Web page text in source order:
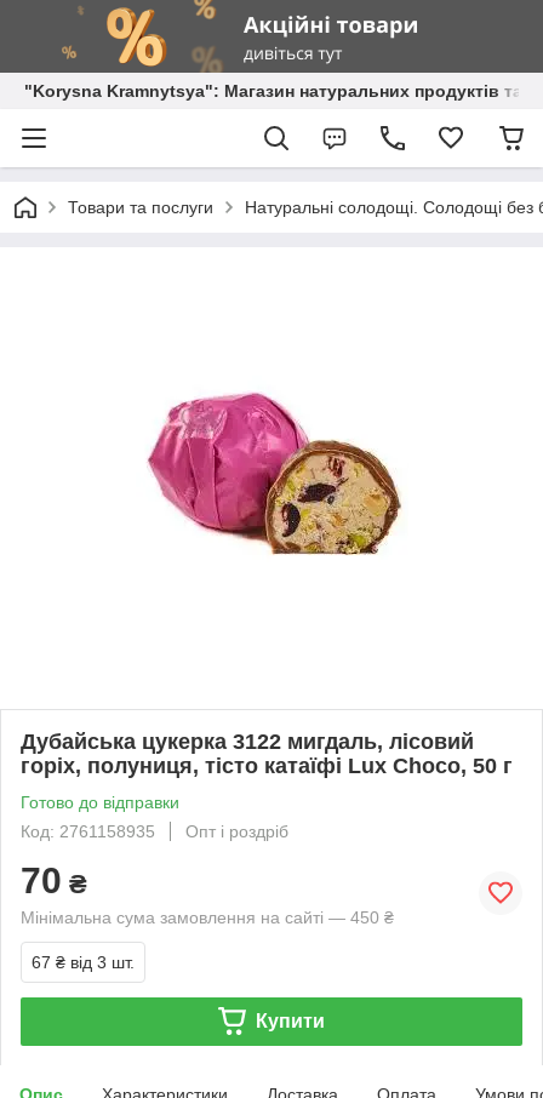
"Korysna Kramnytsya": Магазин натуральних продуктів та
Товари та послуги Натуральні солодощі. Солодощі без
Дубайська цукерка 3122 мигдаль, лісовий
горіх, полуниця, тісто катаїфі Lux Choco, 50 г
Готово до відправки
Код: 2761158935
Опт і роздріб
70 ₴
Мінімальна сума замовлення на сайті — 450 ₴
67 ₴ від 3 шт.
Купити
Опис Характеристики Доставка Оплата Умови